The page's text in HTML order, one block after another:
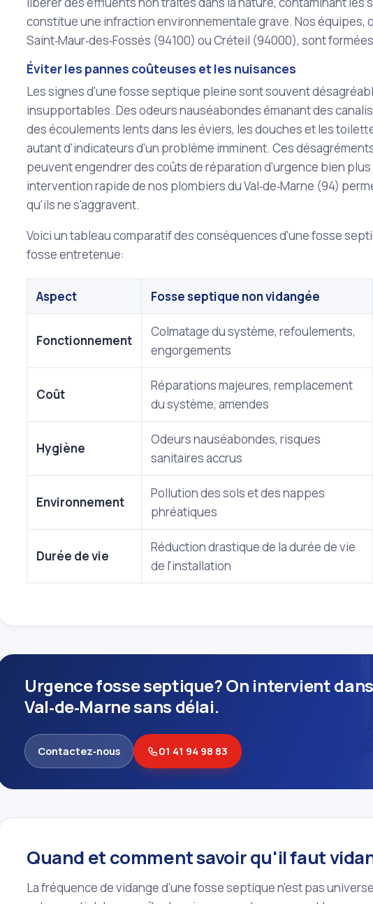
constitue une infraction environnementale grave. Nos équipes,
Saint‑Maur‑des‑Fossés (94100) ou Créteil (94000), sont
Éviter les pannes coûteuses et les nuisances
Les signes d'une fosse septique pleine sont souvent
insupportables. Des odeurs nauséabondes émanant des
des écoulements lents dans les éviers, les douches et les
autant d'indicateurs d'un problème imminent. Ces
peuvent engendrer des coûts de réparation d'urgence bien
intervention rapide de nos plombiers du Val‑de‑Marne (94)
qu'ils ne s'aggravent.
Voici un tableau comparatif des conséquences d'une fosse
fosse entretenue:
Aspect Fosse septique non vidangée
Fonctionnement
Colmatage du système, refoulements,
engorgements
Coût
Réparations majeures, remplacement
du système, amendes
Hygiène
Odeurs nauséabondes, risques
sanitaires accrus
Environnement
Pollution des sols et des nappes
phréatiques
Durée de vie
Réduction drastique de la durée de vie
de l'installation
Urgence fosse septique? On intervient
Val‑de‑Marne sans délai.
Contactez‑nous 01 41 94 98 83
Quand et comment savoir qu'il faut
La fréquence de vidange d'une fosse septique n'est pas